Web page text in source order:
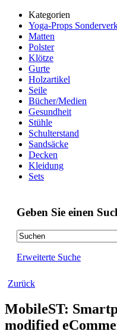
Kategorien
Yoga-Props
Matten
Polster
Klötze
Gurte
Holzartikel
Seile
Bücher/Medien
Gesundheit
Stühle
Schulterstand
Sandsäcke
Decken
Kleidung
Sets
Geben Sie einen
Erweiterte Suche
Zurück
MobileST:
modified